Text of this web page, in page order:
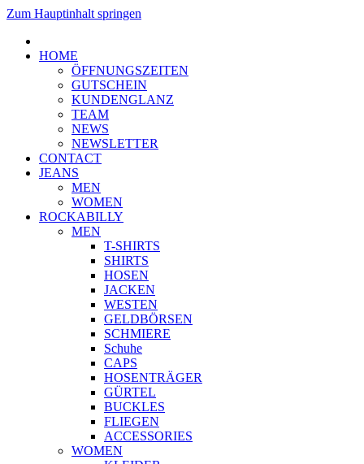
Zum Hauptinhalt springen
HOME
ÖFFNUNGSZEITEN
GUTSCHEIN
KUNDENGLANZ
TEAM
NEWS
NEWSLETTER
CONTACT
JEANS
MEN
WOMEN
ROCKABILLY
MEN
T-SHIRTS
SHIRTS
HOSEN
JACKEN
WESTEN
GELDBÖRSEN
SCHMIERE
Schuhe
CAPS
HOSENTRÄGER
GÜRTEL
BUCKLES
FLIEGEN
ACCESSORIES
WOMEN